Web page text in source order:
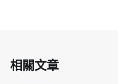
相關文章